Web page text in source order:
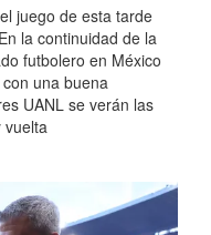
juego de esta tarde
la continuidad de la
futbolero en México
una buena
UANL se verán las